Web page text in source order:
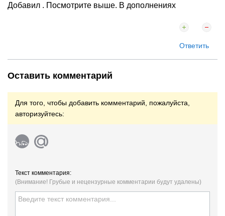
Добавил . Посмотрите выше. В дополнениях
Ответить
Оставить комментарий
Для того, чтобы добавить комментарий, пожалуйста,
авторизуйтесь:
Текст комментария:
(Внимание! Грубые и нецензурные комментарии будут удалены)